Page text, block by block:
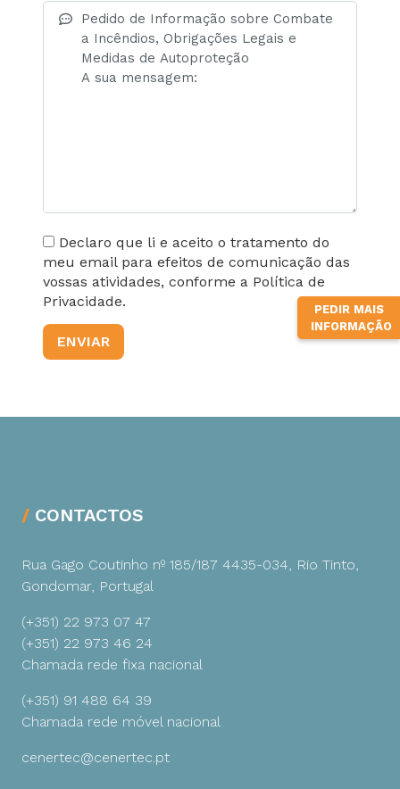
PEDIR MAIS
INFORMAÇÃO
Declaro que li e aceito o tratamento do
meu email para efeitos de comunicação das
vossas atividades, conforme a Política de
Privacidade.
CONTACTOS
Rua Gago Coutinho nº 185/187 4435-034, Rio Tinto,
Gondomar, Portugal
(+351) 22 973 07 47
(+351) 22 973 46 24
Chamada rede fixa nacional
(+351) 91 488 64 39
Chamada rede móvel nacional
cenertec@cenertec.pt